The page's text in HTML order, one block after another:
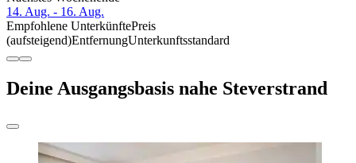
14. Aug. - 16. Aug.
Empfohlene UnterkünftePreis
(aufsteigend)EntfernungUnterkunftsstandard
Deine Ausgangsbasis nahe Steverstrand